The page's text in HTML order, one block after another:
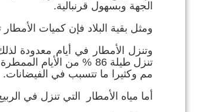
الجهة وبسهول قرنبالية.
ومثل بقية البلاد فإن كميات
وتنزل الأمطار في أيام معدودة
مم وكثيرا ما تتسبب في الفيضانات.
أما مياه الأمطار التي تنزل في